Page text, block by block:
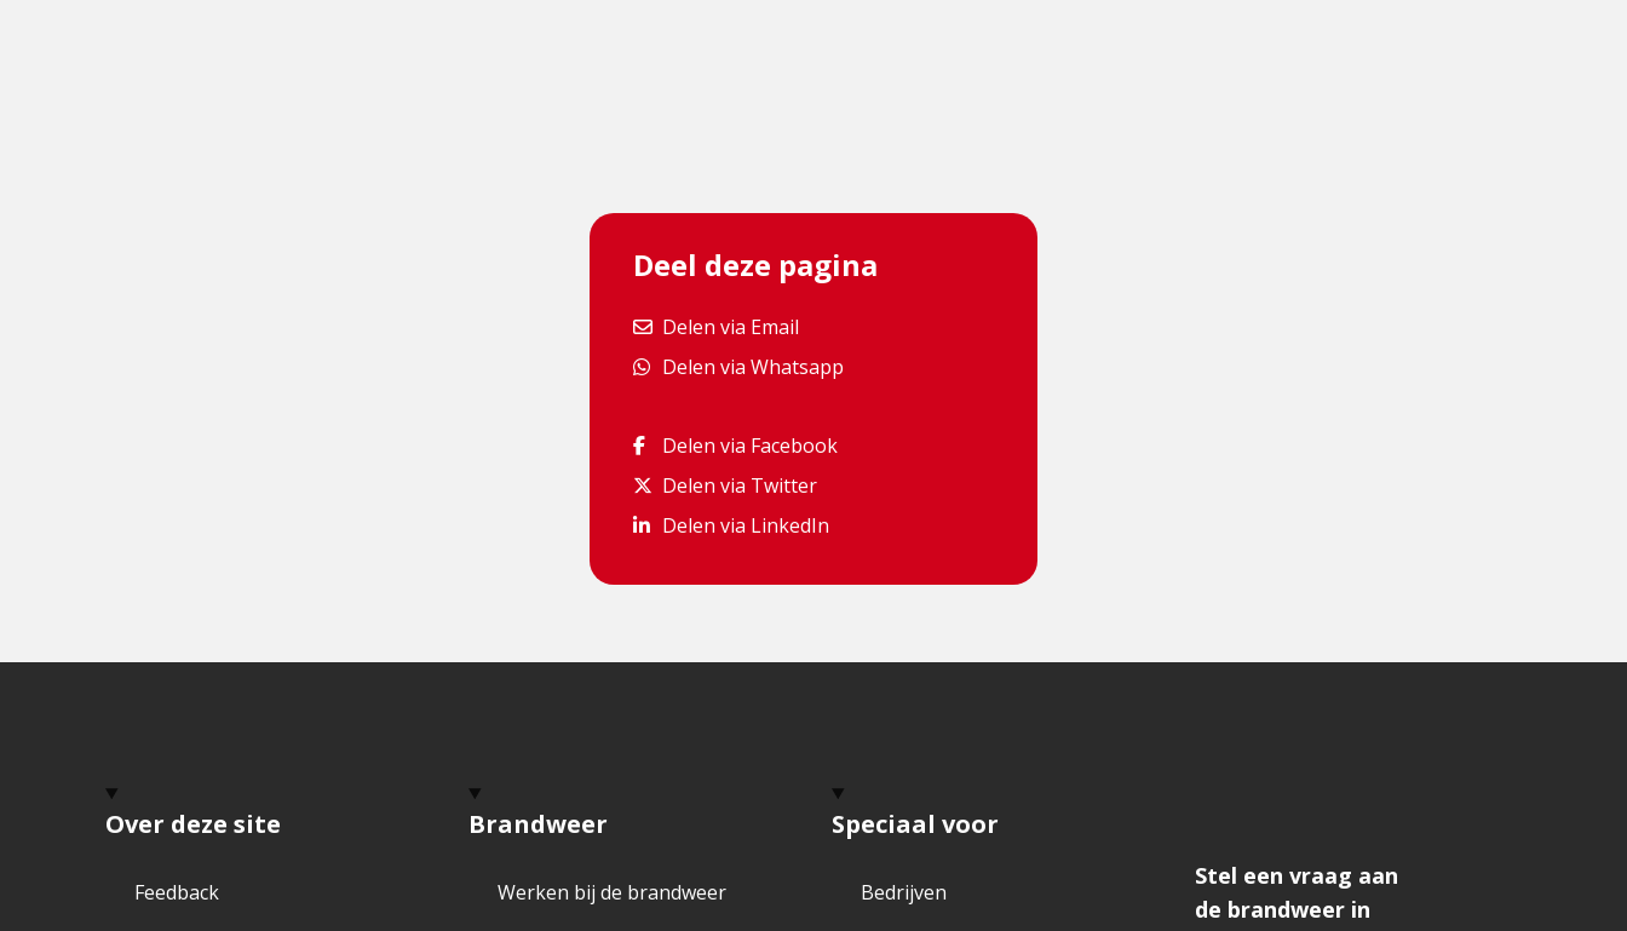
Deel deze pagina
Delen via Email
Delen via Email
Delen via Whatsapp
Delen via Whatsapp
Delen via Facebook
Delen via Facebook
Delen via Twitter
Delen via Twitter
Delen via LinkedIn
Delen via LinkedIn
Over deze site
Feedback
Brandweer
Werken bij de brandweer
Speciaal voor
Bedrijven
Stel een vraag aan
de brandweer in